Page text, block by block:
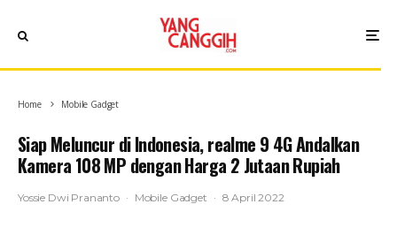
Home Mobile Gadget
Siap Meluncur di Indonesia, realme 9 4G Andalkan
Kamera 108 MP dengan Harga 2 Jutaan Rupiah
Yossie Dwi Prananto · Mobile Gadget · 8 April 2022